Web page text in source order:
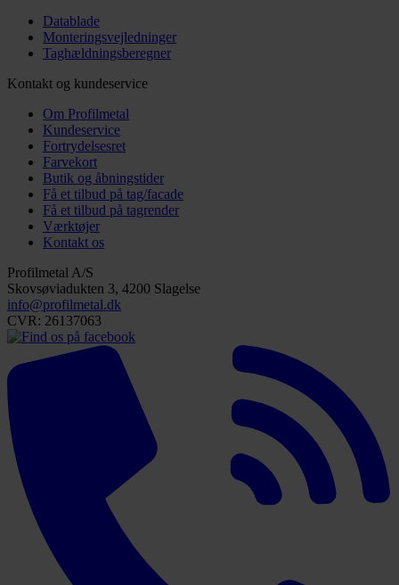
Datablade
Monteringsvejledninger
Taghældningsberegner
Kontakt og kundeservice
Om Profilmetal
Kundeservice
Fortrydelsesret
Farvekort
Butik og åbningstider
Få et tilbud på tag/facade
Få et tilbud på tagrender
Værktøjer
Kontakt os
Profilmetal A/S
Skovsøviadukten 3, 4200 Slagelse
info@profilmetal.dk
CVR: 26137063